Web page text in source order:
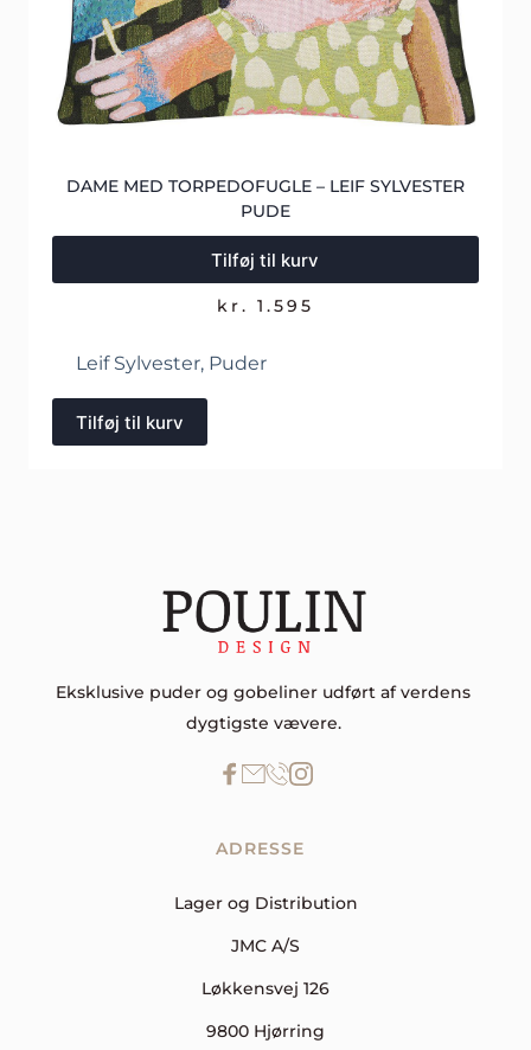
DAME MED TORPEDOFUGLE – LEIF SYLVESTER
PUDE
Tilføj til kurv
kr. 1.595
Leif Sylvester, Puder
Tilføj til kurv
Eksklusive puder og gobeliner udført af verdens
dygtigste vævere.
ADRESSE
Lager og Distribution
JMC A/S
Løkkensvej 126
9800 Hjørring